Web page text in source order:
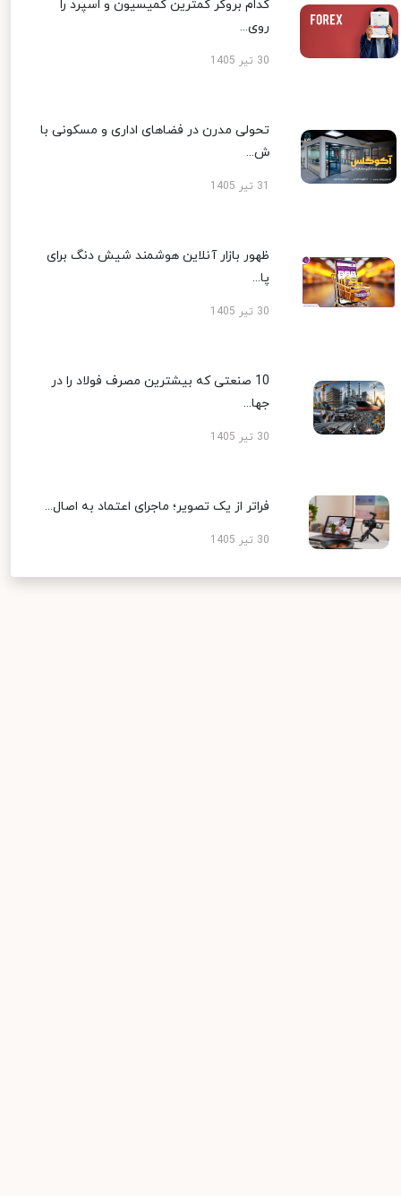
کدام بروکر کمترین کمیسیون و اسپرد را
روی...
30 تیر 1405
تحولی مدرن در فضاهای اداری و مسکونی با
ش...
ظهور بازار آنلاین هوشمند شیش دنگ برای
پا...
30 تیر 1405
10 صنعتی که بیشترین مصرف فولاد را در
جها...
30 تیر 1405
فراتر از یک تصویر؛ ماجرای اعتماد به اصال...
30 تیر 1405